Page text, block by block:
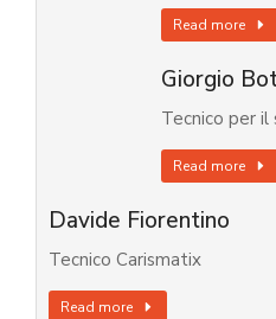
Read more
Giorgio
Tecnico per
Read more
Davide Fiorentino
Tecnico Carismatix
Read more